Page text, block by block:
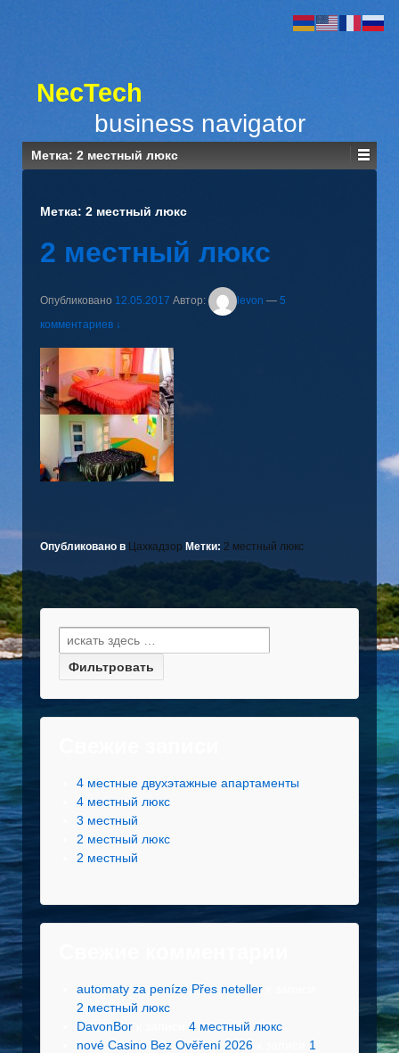
NecTech
business navigator
Метка: 2 местный люкс
Метка: 2 местный люкс
2 местный люкс
Опубликовано 12.05.2017 Автор: levon — 5
комментариев ↓
Опубликовано в Цахкадзор Метки: 2 местный люкс
4 местные двухэтажные апартаменты
4 местный люкс
3 местный
2 местный люкс
2 местный
automaty za peníze Přes neteller
2 местный люкс
DavonBor
4 местный люкс
nové Casino Bez Ověření 2026
1